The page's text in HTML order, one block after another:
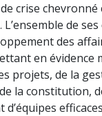
crise
de
des
en évidence
projets, de la
la constitution,
d’équipes